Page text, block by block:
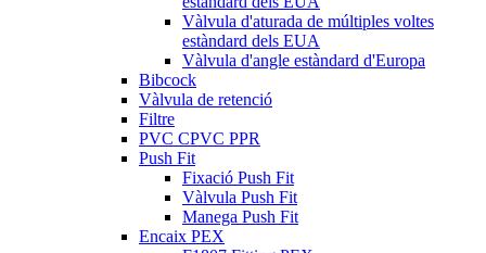
Vàlvula d'aturada de múltiples voltes
estàndard dels EUA
Vàlvula d'angle estàndard d'Europa
Bibcock
Vàlvula de retenció
Filtre
PVC CPVC PPR
Push Fit
Fixació Push Fit
Vàlvula Push Fit
Manega Push Fit
Encaix PEX